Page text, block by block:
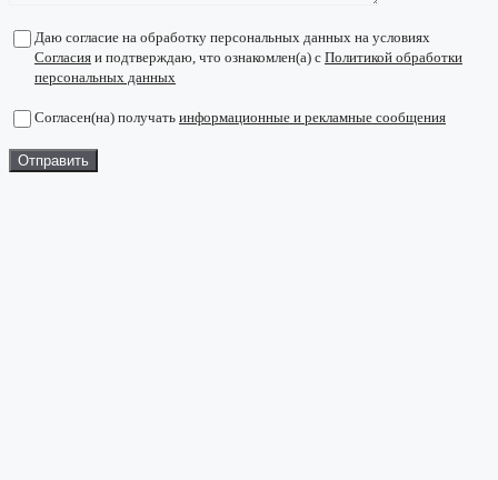
Даю согласие на обработку персональных данных на условиях
Согласия и подтверждаю, что ознакомлен(а) с Политикой обработки
персональных данных
Согласен(на) получать информационные и рекламные сообщения